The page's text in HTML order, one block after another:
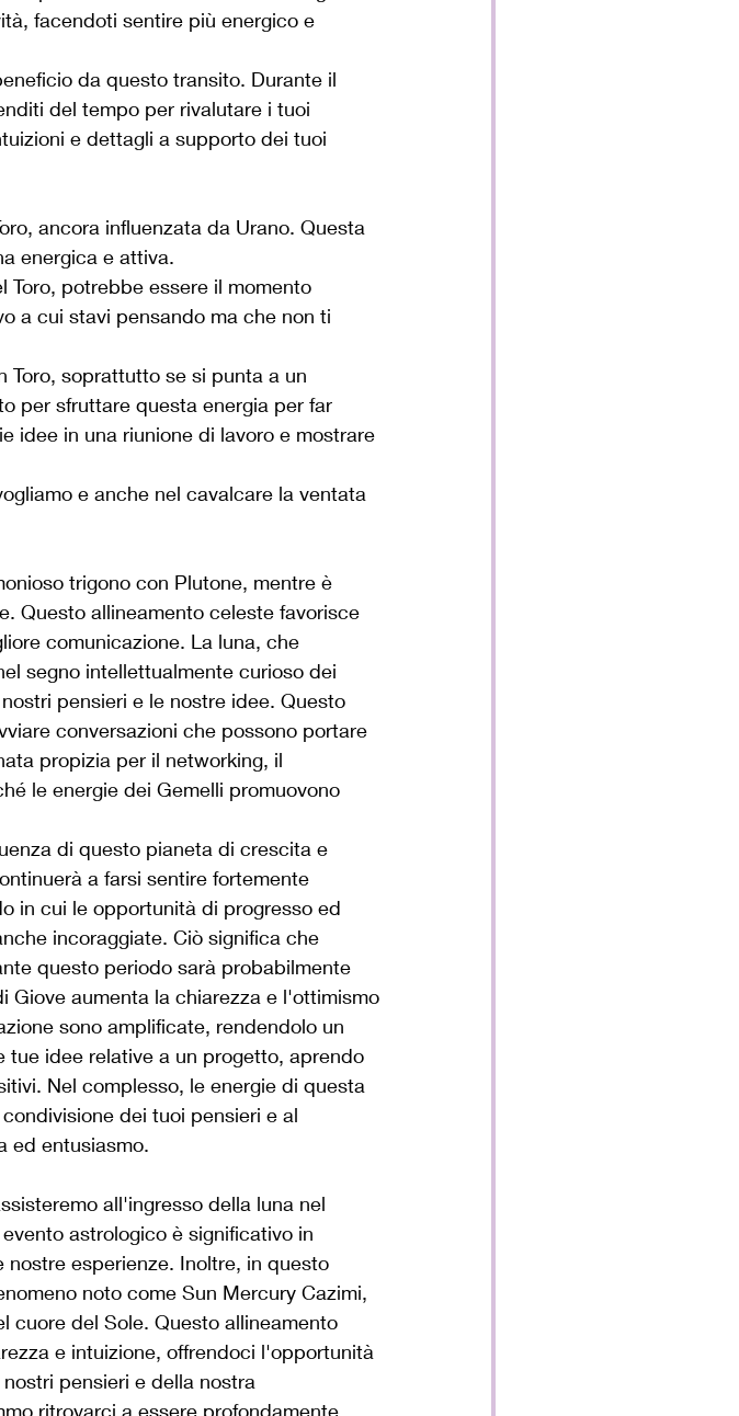
facendoti sentire più energico e
da questo transito. Durante il
del tempo per rivalutare i tuoi
e dettagli a supporto dei tuoi
ancora influenzata da Urano. Questa
energica e attiva.
Toro, potrebbe essere il momento
a cui stavi pensando ma che non ti
Toro, soprattutto se si punta a un
per sfruttare questa energia per far
idee in una riunione di lavoro e mostrare
e anche nel cavalcare la ventata
trigono con Plutone, mentre è
Questo allineamento celeste favorisce
comunicazione. La luna, che
segno intellettualmente curioso dei
pensieri e le nostre idee. Questo
conversazioni che possono portare
propizia per il networking, il
le energie dei Gemelli promuovono
di questo pianeta di crescita e
a farsi sentire fortemente
in cui le opportunità di progresso ed
incoraggiate. Ciò significa che
questo periodo sarà probabilmente
aumenta la chiarezza e l'ottimismo
sono amplificate, rendendolo un
tue idee relative a un progetto, aprendo
Nel complesso, le energie di questa
dei tuoi pensieri e al
ed entusiasmo.
all'ingresso della luna nel
astrologico è significativo in
esperienze. Inoltre, in questo
noto come Sun Mercury Cazimi,
cuore del Sole. Questo allineamento
e intuizione, offrendoci l'opportunità
pensieri e della nostra
ritrovarci a essere profondamente